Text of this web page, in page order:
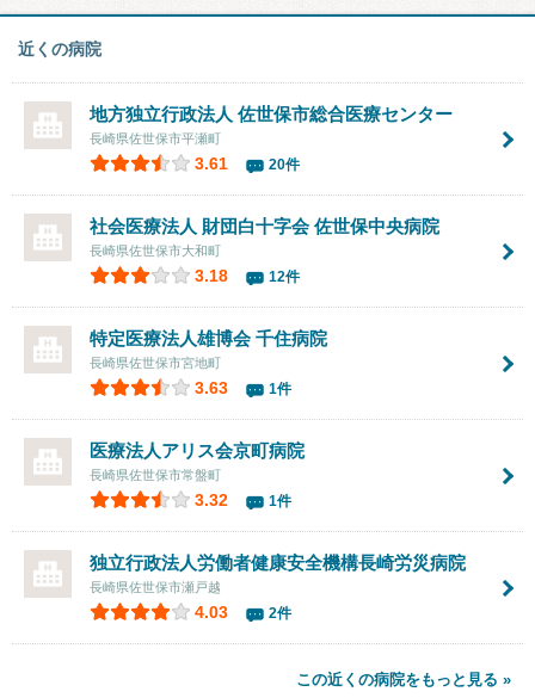
近くの病院
地方独立行政法人 佐世保市総合医療センター
長崎県佐世保市平瀬町
3.61 20件
社会医療法人 財団白十字会佐世保中央病院
長崎県佐世保市大和町
3.18 12件
特定医療法人雄博会千住病院
長崎県佐世保市宮地町
3.63 1件
医療法人アリス会京町病院
長崎県佐世保市常盤町
3.32 1件
独立行政法人労働者健康安全機構長崎労災病院
長崎県佐世保市瀬戸越
4.03 2件
この近くの病院をもっと見る »